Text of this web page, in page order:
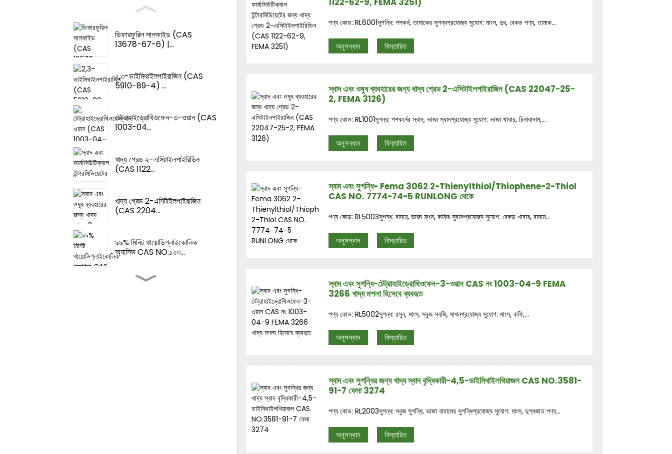
ডিফারফুরিল সালফাইড (CAS
13678-67-6) |...
২,৩-ডাইমিথাইলপাইরাজিন (CAS
5910-89-4) ...
টেট্রাহাইড্রোথিওফেন-৩-ওয়ান (CAS
1003-04...
খাদ্য গ্রেড ২-এসিটাইলপাইরিডিন
(CAS 1122...
খাদ্য গ্রেড 2-এসিটাইলপাইরাজিন
(CAS 2204...
৯৯% মিনিট থায়োডিগ্লাইকোলিক
অ্যাসিড CAS NO.১২৩...
পণ্য কোড: RL6001সুগন্ধি: পপকর্ন, তামাকের সুগন্ধপ্রযোজ্য সুযোগ: মাংস, দুধ, বেকড পণ্য, তামাক...
অনুসন্ধান বিস্তারিত
স্বাদ এবং ওষুধ ব্যবহারের জন্য খাদ্য গ্রেড 2-এসিটাইলপাইরাজিন (CAS 22047-25-
2, FEMA 3126)
পণ্য কোড: RL1001সুগন্ধ: পপকর্নের স্বাদ, ভাজা স্বাদপ্রযোজ্য সুযোগ: ভাজা খাবার, চিনাবাদাম,...
অনুসন্ধান বিস্তারিত
স্বাদ এবং সুগন্ধি- Fema 3062 2-Thienylthiol/Thiophene-2-Thiol
CAS NO. 7774-74-5 RUNLONG থেকে
পণ্য কোড: RL5003সুগন্ধ: বাদাম, ভাজা মাংস, কফির সুবাসপ্রযোজ্য সুযোগ: বেকড খাবার, বাদাম...
অনুসন্ধান বিস্তারিত
স্বাদ এবং সুগন্ধি-টেট্রাহাইড্রোথিওফেন-3-ওয়ান CAS নং 1003-04-9 FEMA
3266 খাদ্য মশলা হিসেবে ব্যবহৃত
পণ্য কোড: RL5002সুগন্ধ: রসুন, মাংস, সবুজ সবজি, মাখনপ্রযোজ্য সুযোগ: মাংস, কফি,...
অনুসন্ধান বিস্তারিত
স্বাদ এবং সুগন্ধির জন্য খাদ্য স্বাদ বৃদ্ধিকারী-4,5-ডাইমিথাইলথিয়াজল CAS NO.3581-
91-7 ফেমা 3274
পণ্য কোড: RL2003সুগন্ধ: সবুজ সুগন্ধি, ভাজা বাদামের সুগন্ধিপ্রযোজ্য সুযোগ: মাংস, দুগ্ধজাত পণ্য...
অনুসন্ধান বিস্তারিত